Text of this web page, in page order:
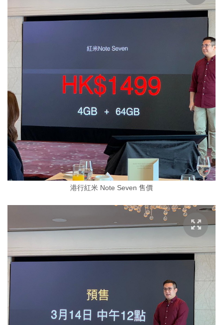
港行紅米 Note Seven 售價